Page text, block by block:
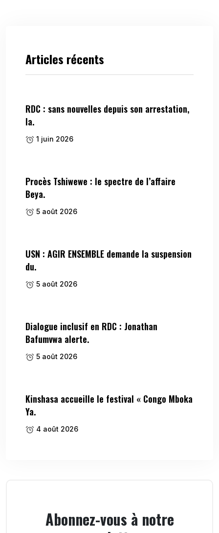
Articles récents
RDC : sans nouvelles depuis son arrestation,
la.
1 juin 2026
Procès Tshiwewe : le spectre de l’affaire
Beya.
5 août 2026
USN : AGIR ENSEMBLE demande la suspension
du.
5 août 2026
Dialogue inclusif en RDC : Jonathan
Bafumvwa alerte.
5 août 2026
Kinshasa accueille le festival « Congo Mboka
Ya.
4 août 2026
Abonnez-vous à notre